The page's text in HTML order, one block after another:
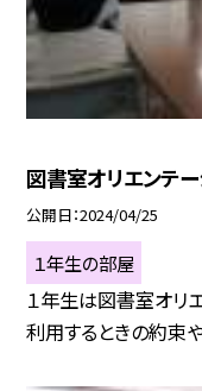
図書室オリエンテー
公開日 2024/04/25
１年生の部屋
１年生は図書室オリ
利用するときの約束